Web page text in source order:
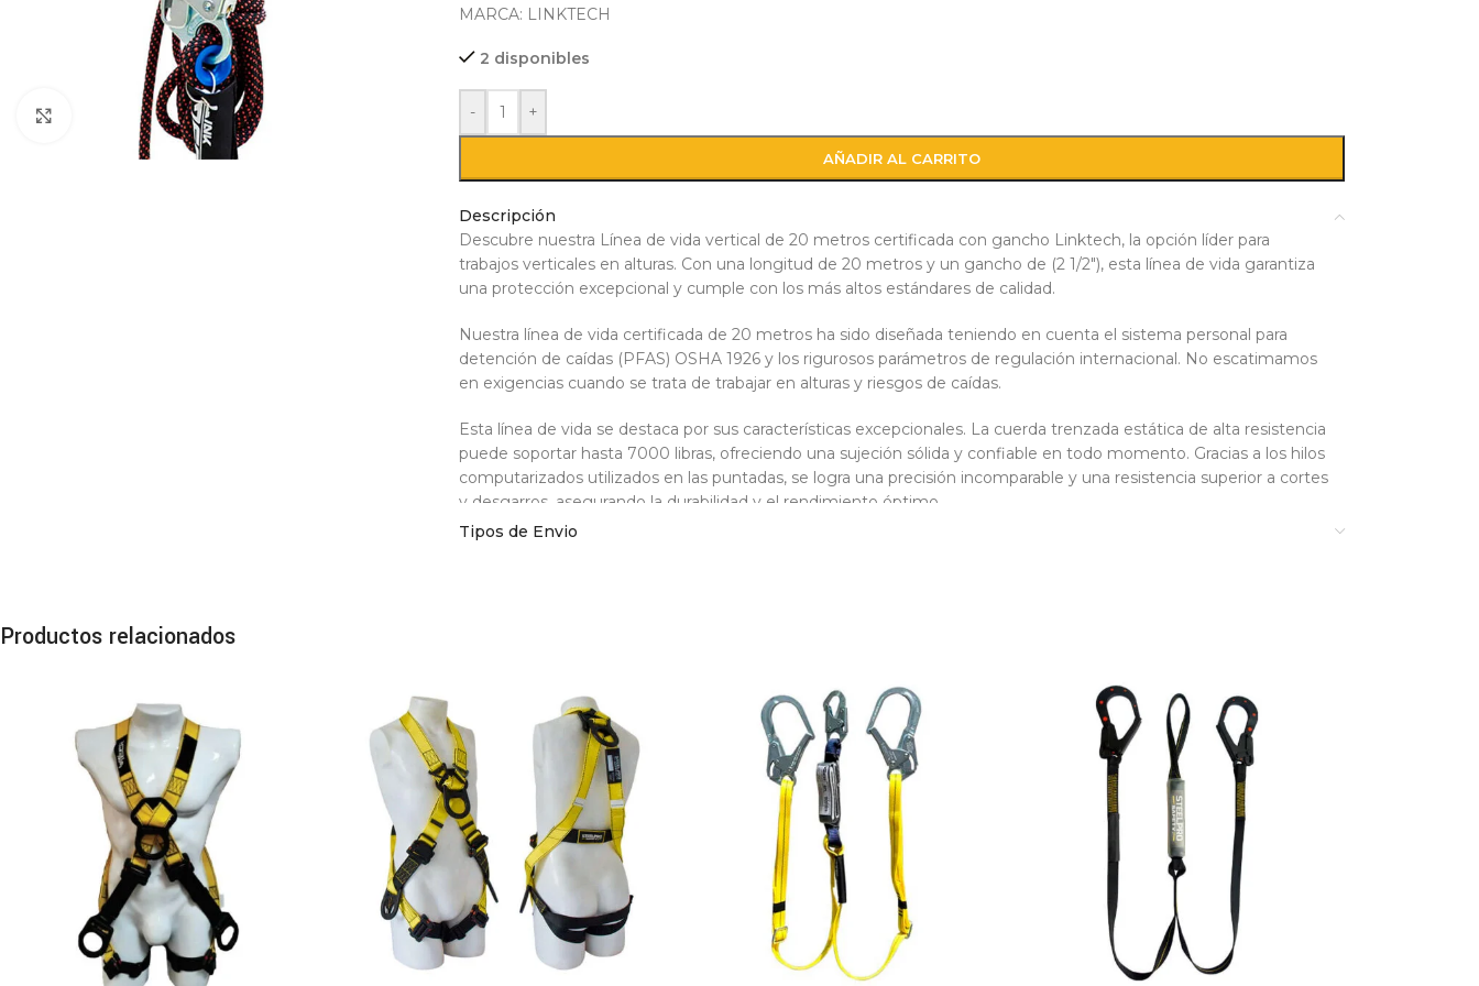
Click to enlarge
MARCA: LINKTECH
2 disponibles
- +
AÑADIR AL CARRITO
Descripción
Descubre nuestra Línea de vida vertical de 20 metros certificada con gancho Linktech, la opción líder para
trabajos verticales en alturas. Con una longitud de 20 metros y un gancho de (2 1/2″), esta línea de vida garantiza
una protección excepcional y cumple con los más altos estándares de calidad.
Nuestra línea de vida certificada de 20 metros ha sido diseñada teniendo en cuenta el sistema personal para
detención de caídas (PFAS) OSHA 1926 y los rigurosos parámetros de regulación internacional. No escatimamos
en exigencias cuando se trata de trabajar en alturas y riesgos de caídas.
Esta línea de vida se destaca por sus características excepcionales. La cuerda trenzada estática de alta resistencia
puede soportar hasta 7000 libras, ofreciendo una sujeción sólida y confiable en todo momento. Gracias a los hilos
computarizados utilizados en las puntadas, se logra una precisión incomparable y una resistencia superior a cortes
y desgarros, asegurando la durabilidad y el rendimiento óptimo.
severos, brindándote una mayor conciencia y seguridad en cada situación de trabajo. Además, cuenta con un ojal
inferior para contrapeso, lo que la hace aún más versátil y adaptable a diversas condiciones.
¿Quieres ver nuestra línea de vida más de cerca? Mira nuestros videos:
Linea de vida para protección de caida | AGROFARBEF LTDA
¿Cuáles son las diferencias entre una línea de vida y una cuerda de trabajo? | AGROFARBEF
Características Línea de vida vertical de 20 metros certificada con gancho Linktech:
Cuerda trenzada estática de alta resistencia para 7000 libras.
Hilos computarizados que permiten mayor precisión en puntadas y mayor resistencia a cortes o desgarros.
Tipos de Envio
Productos relacionados